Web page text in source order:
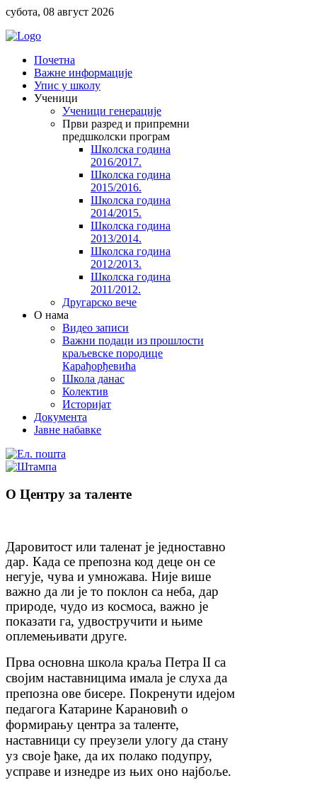
субота, 08 август 2026
Почетна
Важне информације
Упис у школу
Ученици
Ученици генерације
Први разред и припремни
предшколски програм
Школска година
2016/2017.
Школска година
2015/2016.
Школска година
2014/2015.
Школска година
2013/2014.
Школска година
2012/2013.
Школска година
2011/2012.
Другарско вече
O нама
Видео записи
Важни подаци из прошлости
краљевске породице
Карађорђевића
Школа данас
Колектив
Историјат
Документа
Јавне набавке
О Центру за таленте
Даровитост или таленат је једноставно
дар. Када се препозна код деце он се
негује, чува и умножава. Није више
важно да ли је то поклон са неба, дар
природе, чудо из космоса, важно је
показати га, удвостручити и њиме
оплемењивати друге.
Прва основна школа краља Петра II са
својим наставницима имала је слуха да
препозна ове бисере. Покренути идејом
педагога Катарине Карановић о
формирању центра за таленте,
наставници су преузели улогу да стану
уз своје ђаке, да их полако подупру,
усправе и изнедре из њих оно најбоље.